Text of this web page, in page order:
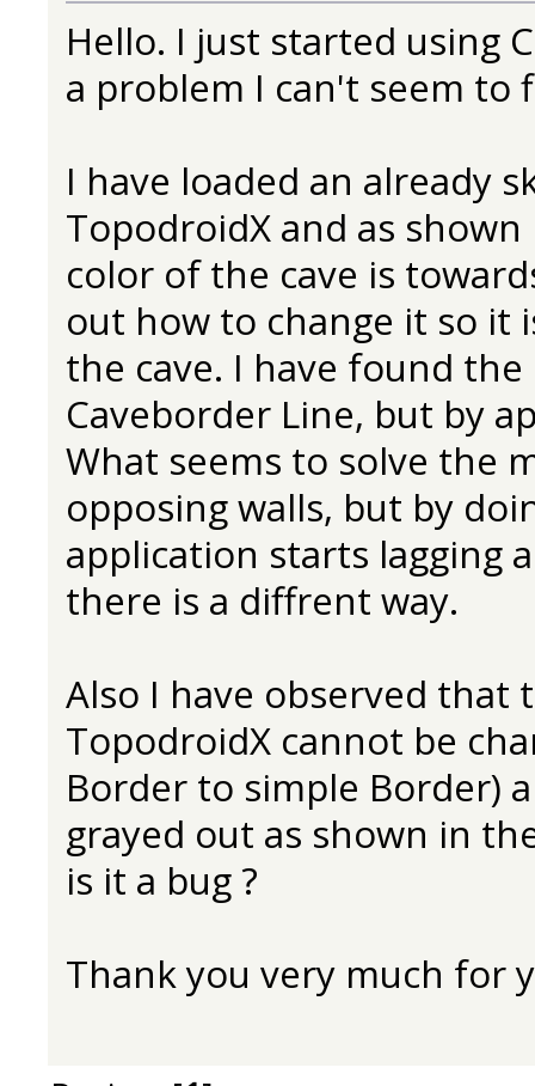
Hello. I just started using
a problem I can't seem to
I have loaded an already
TopodroidX and as
color of the cave is
out how to change it so it
the cave. I have found
Caveborder Line, but by
What seems to solve the
opposing walls, but by
application starts lagging
there is a diffrent way.
Also I have observed that
TopodroidX cannot be
Border to simple Border)
grayed out as shown in
is it a bug ?
Thank you very much for